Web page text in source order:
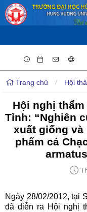
Trang chủ / Hội
Hội nghị
Tỉnh: “Nghiên
xuất giống
phẩm cá
Ngày 28/02/2012, tại
đã diễn ra Hội nghị